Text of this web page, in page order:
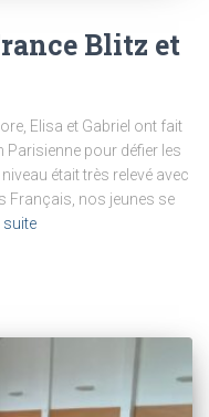
Blitz et
Elisa et Gabriel ont fait
Parisienne pour défier les
était très relevé avec
Français, nos jeunes se
suite